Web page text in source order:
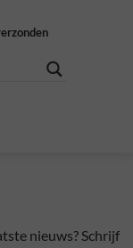
nieuws? Schrijf